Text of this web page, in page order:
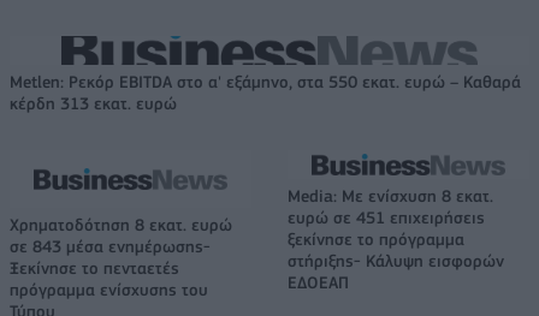
Metlen: Ρεκόρ EBITDA στο α' εξάμηνο, στα 550 εκατ. ευρώ – Καθαρά
κέρδη 313 εκατ. ευρώ
Χρηματοδότηση 8 εκατ. ευρώ
σε 843 μέσα ενημέρωσης-
Ξεκίνησε το πενταετές
πρόγραμμα ενίσχυσης του
Τύπου
Media: Με ενίσχυση 8 εκατ.
ευρώ σε 451 επιχειρήσεις
ξεκίνησε το πρόγραμμα
στήριξης- Κάλυψη εισφορών
ΕΔΟΕΑΠ